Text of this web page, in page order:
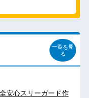
一覧を見
る
安心スリーガード作